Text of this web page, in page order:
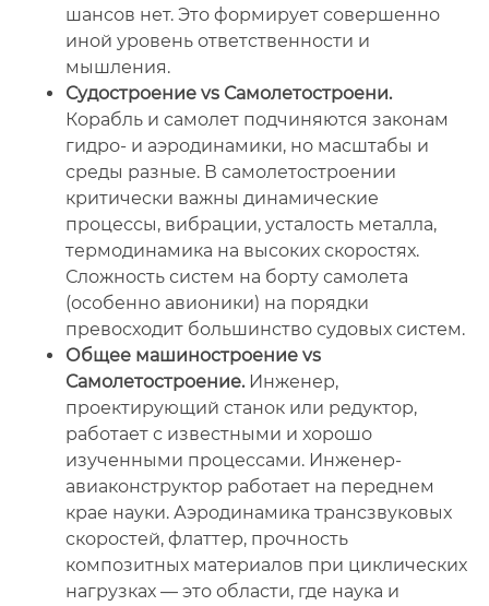
шансов нет. Это формирует совершенно
иной уровень ответственности и
мышления.
Судостроение vs Самолетостроени.
Корабль и самолет подчиняются законам
гидро- и аэродинамики, но масштабы и
среды разные. В самолетостроении
критически важны динамические
процессы, вибрации, усталость металла,
термодинамика на высоких скоростях.
Сложность систем на борту самолета
(особенно авионики) на порядки
превосходит большинство судовых систем.
Общее машиностроение vs
Самолетостроение.Инженер,
проектирующий станок или редуктор,
работает с известными и хорошо
изученными процессами. Инженер-
авиаконструктор работает на переднем
крае науки. Аэродинамика трансзвуковых
скоростей, флаттер, прочность
композитных материалов при циклических
нагрузках — это области, где наука и